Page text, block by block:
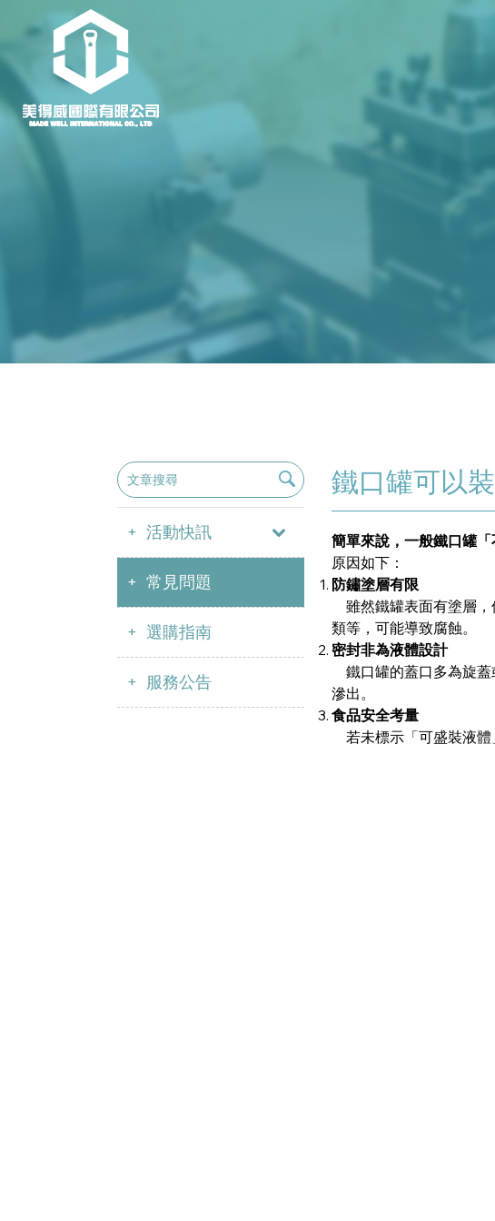
活動快訊
常見問題
選購指南
服務公告
鐵口罐可以
簡單來說，一般鐵口罐「
原因如下：
防鏽塗層有限
雖然鐵罐表面有塗層，
類等，可能導致腐蝕。
密封非為液體設計
鐵口罐的蓋口多為旋蓋
滲出。
食品安全考量
若未標示「可盛裝液體